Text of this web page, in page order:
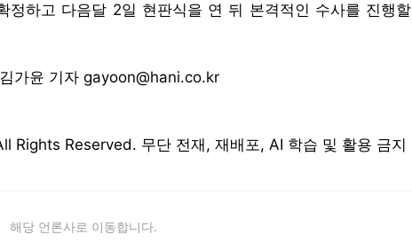
정하고 다음달 2일 현판식을 연 뒤 본격적인 수사를 진행할
가윤 기자 gayoon@hani.co.kr
Rights Reserved. 무단 전재, 재배포, AI 학습 및 활용 금지
해당 언론사로 이동합니다.